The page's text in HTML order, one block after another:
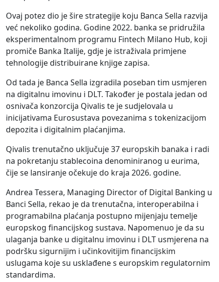
Ovaj potez dio je šire strategije koju Banca Sella razvija
već nekoliko godina. Godine 2022. banka se pridružila
eksperimentalnom programu Fintech Milano Hub, koji
promiče Banka Italije, gdje je istraživala primjene
tehnologije distribuirane knjige zapisa.
Od tada je Banca Sella izgradila poseban tim usmjeren
na digitalnu imovinu i DLT. Također je postala jedan od
osnivača konzorcija Qivalis te je sudjelovala u
inicijativama Eurosustava povezanima s tokenizacijom
depozita i digitalnim plaćanjima.
Qivalis trenutačno uključuje 37 europskih banaka i radi
na pokretanju stablecoina denominiranog u eurima,
čije se lansiranje očekuje do kraja 2026. godine.
Andrea Tessera, Managing Director of Digital Banking u
Banci Sella, rekao je da trenutačna, interoperabilna i
programabilna plaćanja postupno mijenjaju temelje
europskog financijskog sustava. Napomenuo je da su
ulaganja banke u digitalnu imovinu i DLT usmjerena na
podršku sigurnijim i učinkovitijim financijskim
uslugama koje su usklađene s europskim regulatornim
standardima.